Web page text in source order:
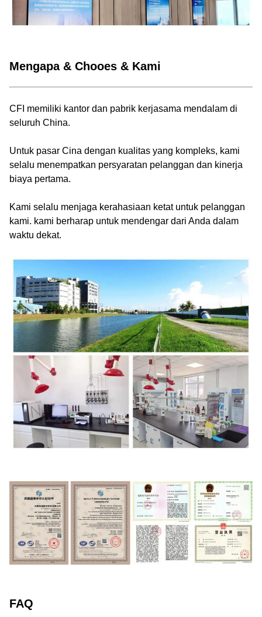
Mengapa & Chooes & Kami
CFI memiliki kantor dan pabrik kerjasama mendalam di
seluruh China.
Untuk pasar Cina dengan kualitas yang kompleks, kami
selalu menempatkan persyaratan pelanggan dan kinerja
biaya pertama.
Kami selalu menjaga kerahasiaan ketat untuk pelanggan
kami. kami berharap untuk mendengar dari Anda dalam
waktu dekat.
FAQ